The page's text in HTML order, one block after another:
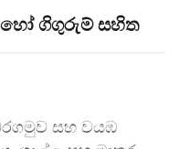
හෝ ගිගුරුම් සහිත
සහ වයඹ